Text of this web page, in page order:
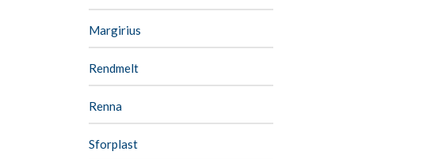
Margirius
Rendmelt
Renna
Sforplast